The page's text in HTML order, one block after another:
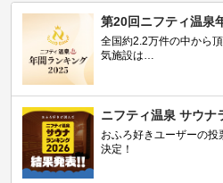
第20回ニフティ温泉
全国約2.2万件の中から
気施設は…
ニフティ温泉 サウナ
おふろ好きユーザーの
決定！